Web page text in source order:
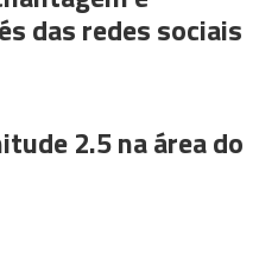
das redes sociais
2.5 na área do